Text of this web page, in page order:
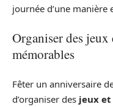
journée d’une
Organiser des
mémorables
Fêter un anniversaire
d’organiser des jeux